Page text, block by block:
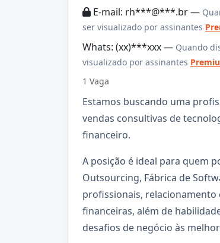
E-mail: rh***@***.br —
ser visualizado por assinantes
Whats: (xx)***xxx — Quando
visualizado por assinantes
1 Vaga
Estamos buscando uma
vendas consultivas de
financeiro.
A posição é ideal para quem
Outsourcing, Fábrica de
profissionais, relacionamento
financeiras, além de
desafios de negócio às